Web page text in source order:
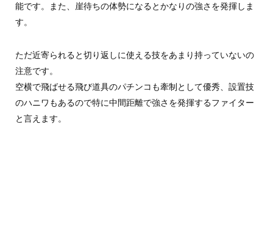
能です。また、崖待ちの体勢になるとかなりの強さを発揮しま
す。
ただ近寄られると切り返しに使える技をあまり持っていないの
注意です。
空横で飛ばせる飛び道具のパチンコも牽制として優秀、設置技
のハニワもあるので特に中間距離で強さを発揮するファイター
と言えます。